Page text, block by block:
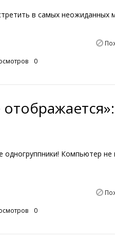
в самых неожиданных
0
Компьютер не
0